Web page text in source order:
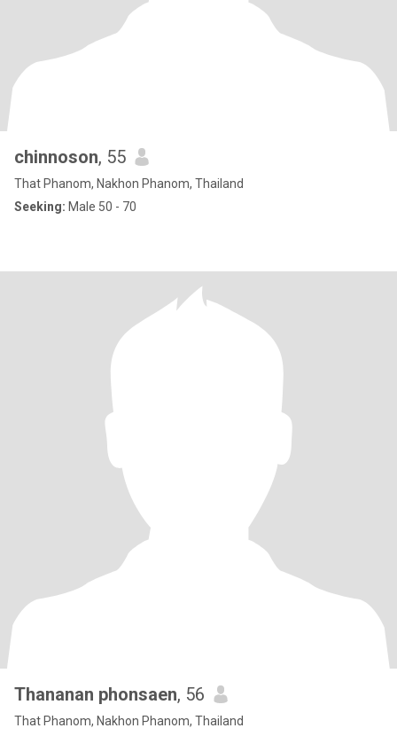
chinnoson, 55
That Phanom, Nakhon Phanom, Thailand
Seeking: Male 50 - 70
Thananan phonsaen, 56
That Phanom, Nakhon Phanom, Thailand